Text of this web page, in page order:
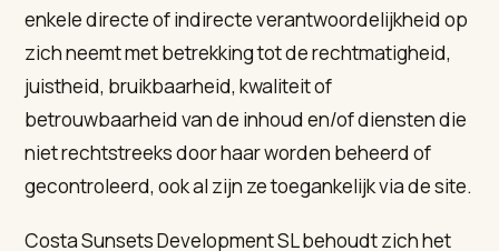
enkele directe of indirecte verantwoordelijkheid op
zich neemt met betrekking tot de rechtmatigheid,
juistheid, bruikbaarheid, kwaliteit of
betrouwbaarheid van de inhoud en/of diensten die
niet rechtstreeks door haar worden beheerd of
gecontroleerd, ook al zijn ze toegankelijk via de site.
Costa Sunsets Development SL behoudt zich het